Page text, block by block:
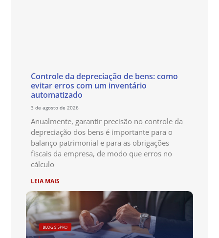
Controle da depreciação de bens: como
evitar erros com um inventário
automatizado
3 de agosto de 2026
Anualmente, garantir precisão no controle da
depreciação dos bens é importante para o
balanço patrimonial e para as obrigações
fiscais da empresa, de modo que erros no
cálculo
LEIA MAIS